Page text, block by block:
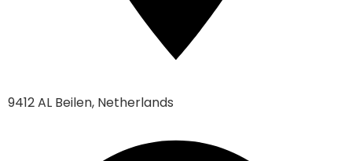
9412 AL Beilen, Netherlands